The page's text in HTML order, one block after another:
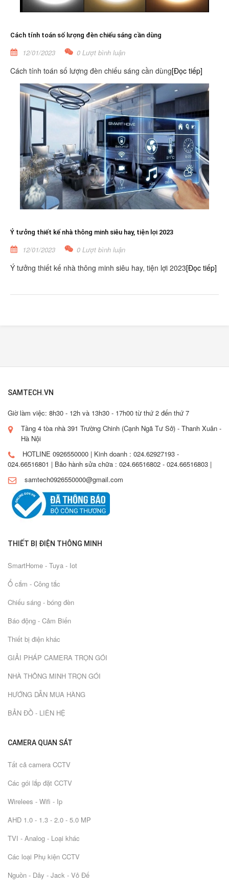
Cách tính toán số lượng đèn chiếu sáng cần dùng
12/01/2023 0 Lượt bình luận
Cách tính toán số lượng đèn chiếu sáng cần dùng[Đọc tiếp]
Ý tưởng thiết kế nhà thông minh siêu hay, tiện lợi 2023
12/01/2023 0 Lượt bình luận
Ý tưởng thiết kế nhà thông minh siêu hay, tiện lợi 2023[Đọc tiếp]
SAMTECH.VN
Giờ làm việc: 8h30 - 12h và 13h30 - 17h00 từ thứ 2 đến thứ 7
Tầng 4 tòa nhà 391 Trường Chinh (Cạnh Ngã Tư Sở) - Thanh Xuân -
Hà Nội
HOTLINE 0926550000 | Kinh doanh : 024.62927193 -
024.66516801 | Bảo hành sửa chữa : 024.66516802 - 024.66516803 |
samtech0926550000@gmail.com
THIẾT BỊ ĐIỆN THÔNG MINH
SmartHome - Tuya - Iot
Ổ cắm - Công tắc
Chiếu sáng - bóng đèn
Báo động - Cảm Biến
Thiết bị điện khác
GIẢI PHÁP CAMERA TRỌN GÓI
NHÀ THÔNG MINH TRỌN GÓI
HƯỚNG DẪN MUA HÀNG
BẢN ĐỒ - LIÊN HỆ
CAMERA QUAN SÁT
Tất cả camera CCTV
Các gói lắp đặt CCTV
Wirelees - Wifi - Ip
AHD 1.0 - 1.3 - 2.0 - 5.0 MP
TVI - Analog - Loại khác
Các loại Phụ kiện CCTV
Nguồn - Dây - Jack - Vỏ Đế